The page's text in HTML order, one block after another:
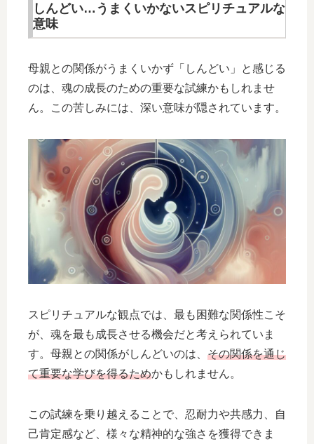
しんどい…うまくいかないスピリチュアルな
意味
母親との関係がうまくいかず「しんどい」と感じる
のは、魂の成長のための重要な試練かもしれませ
ん。この苦しみには、深い意味が隠されています。
スピリチュアルな観点では、最も困難な関係性こそ
が、魂を最も成長させる機会だと考えられていま
す。母親との関係がしんどいのは、 その関係を通じ
て重要な学びを得るためかもしれません。
この試練を乗り越えることで、忍耐力や共感力、自
己肯定感など、様々な精神的な強さを獲得できま